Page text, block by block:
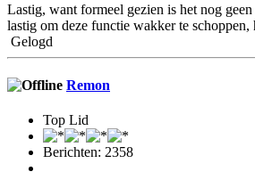
Lastig, want formeel gezien is het nog
lastig om deze functie wakker te schoppen,
Gelogd
Remon
Top Lid
Berichten: 2358